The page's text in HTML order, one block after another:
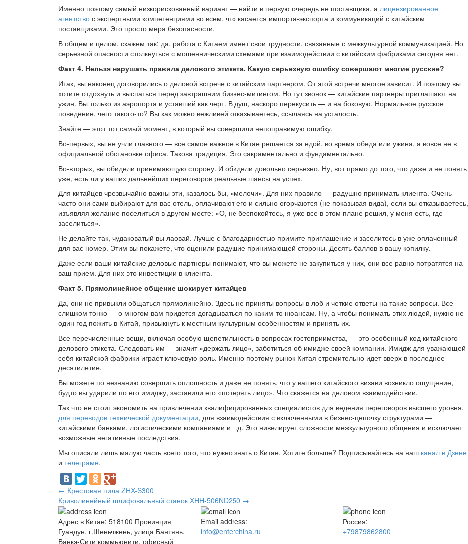
Именно поэтому самый низкорискованный вариант — найти в первую очередь не поставщика, а лицензированное
агентство с экспертными компетенциями во всем, что касается импорта-экспорта и коммуникаций с китайским
поставщиками. Это просто мера безопасности.
В общем и целом, скажем так: да, работа с Китаем имеет свои трудности, связанные с межкультурной коммуникацией. Но
серьезной опасности столкнуться с мошенническими схемами при взаимодействии с китайским фабриками сегодня нет.
Факт 4. Нельзя нарушать правила делового этикета. Какую серьезную ошибку совершают многие русские?
Итак, вы наконец договорились о деловой встрече с китайским партнером. От этой встречи многое зависит. И поэтому вы
хотите отдохнуть и выспаться перед завтрашним бизнес-митингом. Но тут звонок — китайские партнеры приглашают на
ужин. Вы только из аэропорта и уставший как черт. В душ, наскоро перекусить — и на боковую. Нормальное русское
поведение, чего такого-то? Вы как можно вежливей отказываетесь, ссылаясь на усталость.
Знайте — этот тот самый момент, в который вы совершили непоправимую ошибку.
Во-первых, вы не учли главного — все самое важное в Китае решается за едой, во время обеда или ужина, а вовсе не в
официальной обстановке офиса. Такова традиция. Это сакраментально и фундаментально.
Во-вторых, вы обидели принимающую сторону. И обидели довольно серьезно. Ну, вот прямо до того, что даже и не понять
уже, есть ли у ваших дальнейших переговоров реальные шансы на успех.
Для китайцев чрезвычайно важны эти, казалось бы, «мелочи». Для них правило — радушно принимать клиента. Очень
часто они сами выбирают для вас отель, оплачивают его и сильно огорчаются (не показывая вида), если вы отказываетесь,
изъявляя желание поселиться в другом месте: «О, не беспокойтесь, я уже все в этом плане решил, у меня есть, где
заселиться».
Не делайте так, чудаковатый вы лаовай. Лучше с благодарностью примите приглашение и заселитесь в уже оплаченный
для вас номер. Этим вы покажете, что оценили радушие принимающей стороны. Десять баллов в вашу копилку.
Даже если ваши китайские деловые партнеры понимают, что вы можете не закупиться у них, они все равно потратятся на
ваш прием. Для них это инвестиции в клиента.
Факт 5. Прямолинейное общение шокирует китайцев
Да, они не привыкли общаться прямолинейно. Здесь не приняты вопросы в лоб и четкие ответы на такие вопросы. Все
слишком тонко — о многом вам придется догадываться по каким-то нюансам. Ну, а чтобы понимать этих людей, нужно не
один год пожить в Китай, привыкнуть к местным культурным особенностям и принять их.
Все перечисленные вещи, включая особую щепетильность в вопросах гостеприимства, — это особенный код китайского
делового этикета. Следовать им — значит «держать лицо», заботиться об имидже своей компании. Имидж для уважающей
себя китайской фабрики играет ключевую роль. Именно поэтому рынок Китая стремительно идет вверх в последнее
десятилетие.
Вы можете по незнанию совершить оплошность и даже не понять, что у вашего китайского визави возникло ощущение,
будто вы ударили по его имиджу, заставили его «потерять лицо». Что скажется на деловом взаимодействии.
Так что не стоит экономить на привлечении квалифицированных специалистов для ведения переговоров высшего уровня,
для переводов технической документации, для взаимодействия с включенными в бизнес-цепочку структурами —
китайскими банками, логистическими компаниями и т.д. Это нивелирует сложности межкультурного общения и исключает
возможные негативные последствия.
Мы описали лишь малую часть всего того, что нужно знать о Китае. Хотите больше? Подписывайтесь на наш канал в Дзене
и телеграме.
← Крестовая пила ZHX-S300
Криволинейный шлифовальный станок XHH-506ND250 →
Адрес в Китае: 518100 Провинция
Гуандун, г.Шеньчжень, улица Бантянь,
Ванкэ-Сити коммьюнити, офисный
Email address:
info@enterchina.ru
Россия:
+79879862800